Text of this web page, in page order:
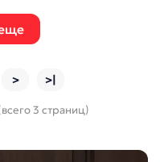
> >|
3 страниц)